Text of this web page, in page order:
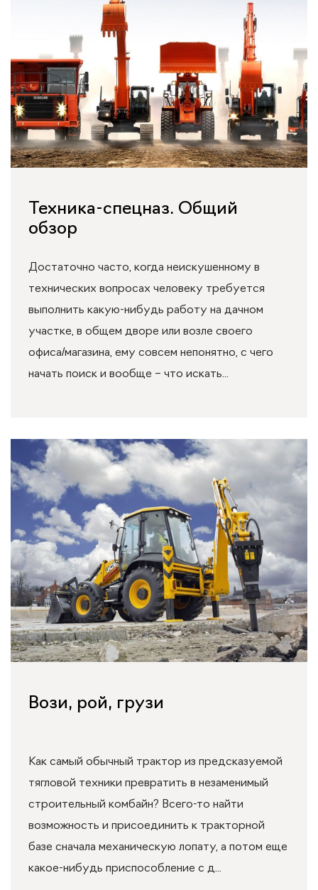
Техника-спецназ. Общий
обзор
Достаточно часто, когда неискушенному в
технических вопросах человеку требуется
выполнить какую-нибудь работу на дачном
участке, в общем дворе или возле своего
офиса/магазина, ему совсем непонятно, с чего
начать поиск и вообще – что искать...
Вози, рой, грузи
Как самый обычный трактор из предсказуемой
тягловой техники превратить в незаменимый
строительный комбайн? Всего-то найти
возможность и присоединить к тракторной
базе сначала механическую лопату, а потом еще
какое-нибудь приспособление с д...